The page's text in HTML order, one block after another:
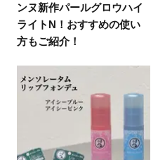
ンヌ新作パールグロウハイ
ライトN！おすすめの使い
方もご紹介！